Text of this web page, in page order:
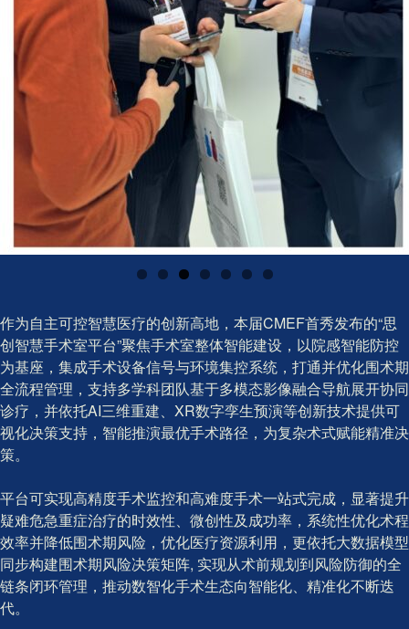
作为自主可控智慧医疗的创新高地，本届CMEF首秀发布的“思
创智慧手术室平台”聚焦手术室整体智能建设，以院感智能防控
为基座，集成手术设备信号与环境集控系统，打通并优化围术期
全流程管理，支持多学科团队基于多模态影像融合导航展开协同
诊疗，并依托AI三维重建、XR数字孪生预演等创新技术提供可
视化决策支持，智能推演最优手术路径，为复杂术式赋能精准决
策。
平台可实现高精度手术监控和高难度手术一站式完成，显著提升
疑难危急重症治疗的时效性、微创性及成功率，系统性优化术程
效率并降低围术期风险，优化医疗资源利用，更依托大数据模型
同步构建围术期风险决策矩阵, 实现从术前规划到风险防御的全
链条闭环管理，推动数智化手术生态向智能化、精准化不断迭
代。